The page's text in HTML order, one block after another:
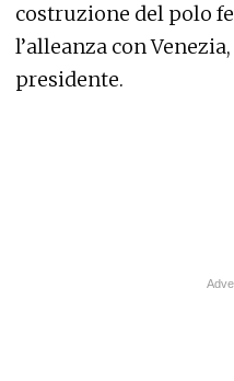
costruzione del polo
l’alleanza con
presidente.